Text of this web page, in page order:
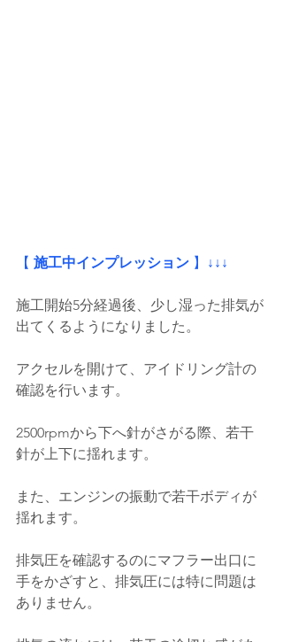
【 施工中インプレッション 】 ↓↓↓
施工開始5分経過後、少し湿った排気が
出てくるようになりました。
アクセルを開けて、アイドリング計の
確認を行います。
2500rpmから下へ針がさがる際、若干
針が上下に揺れます。
また、エンジンの振動で若干ボディが
揺れます。
排気圧を確認するのにマフラー出口に
手をかざすと、排気圧には特に問題は
ありません。